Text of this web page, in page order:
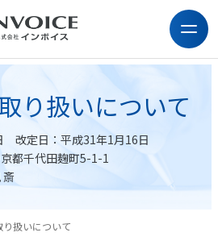
り扱いについて
改定日：平成31年1月16日
都千代田麹町5-1-1
扱いについて